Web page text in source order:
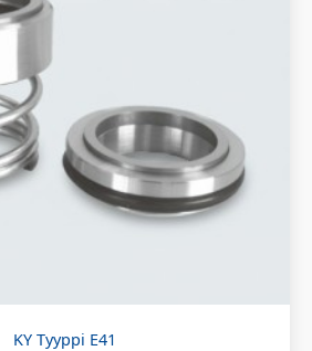
KY Tyyppi E41